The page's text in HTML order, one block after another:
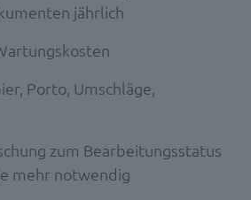
jährlich
Porto, Umschläge,
zum Bearbeitungsstatus
mehr notwendig